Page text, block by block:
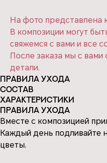
На фото представлена
В композиции могут
свяжемся с вами и все
После заказа мы с вами
детали.
Правила ухода
Состав
Характеристики
Правила ухода
Вместе с композицией
Каждый день подливайте
цветы.